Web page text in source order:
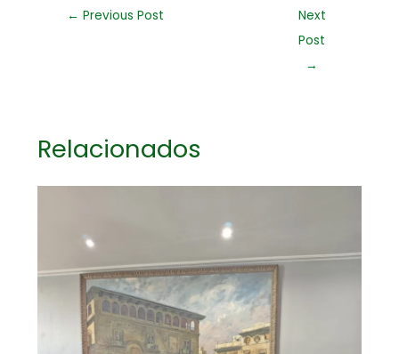
← Previous Post
Next
Post
→
Relacionados